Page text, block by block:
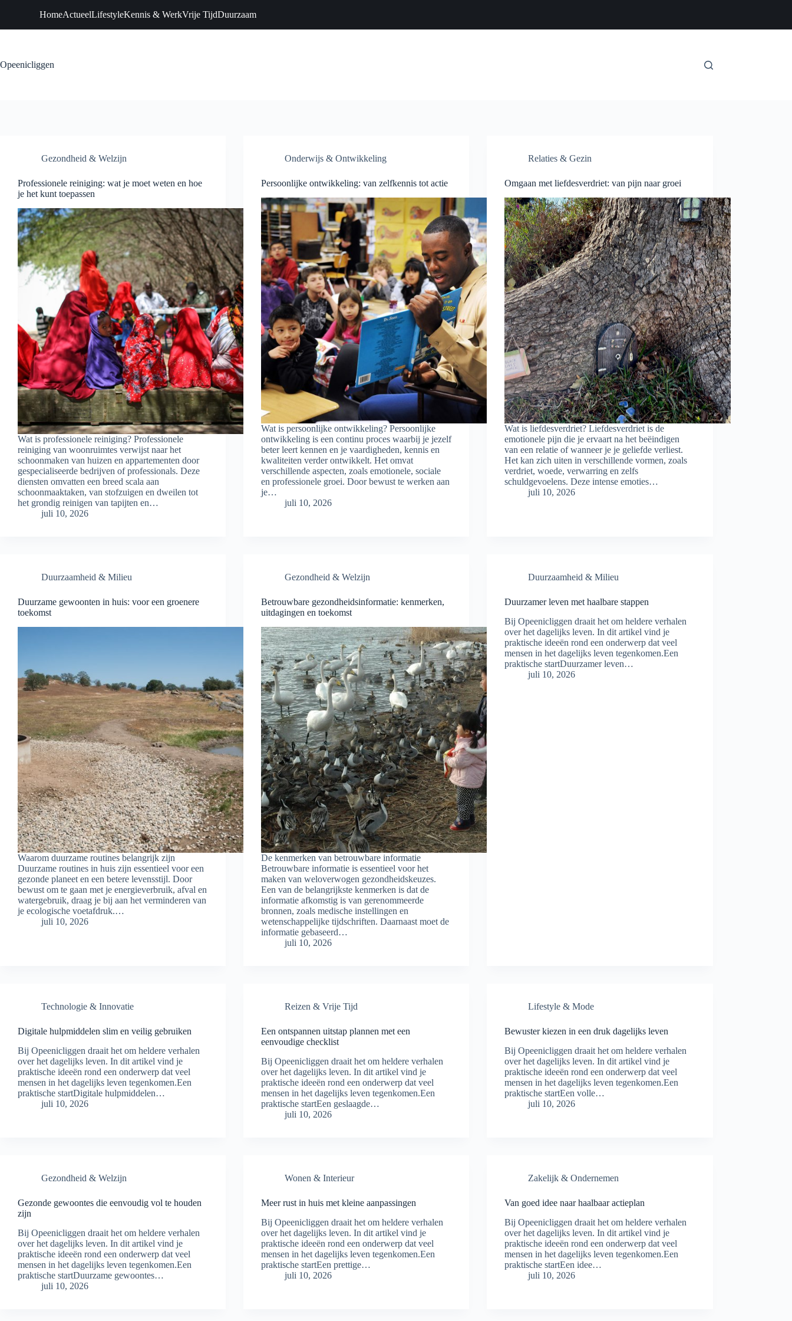
HomeActueelLifestyleKennis & WerkVrije TijdDuurzaam
inhoud
Opeenicliggen
Gezondheid & Welzijn
Professionele reiniging: wat je moet weten en hoe
je het kunt toepassen
Wat is professionele reiniging? Professionele
reiniging van woonruimtes verwijst naar het
schoonmaken van huizen en appartementen door
gespecialiseerde bedrijven of professionals. Deze
diensten omvatten een breed scala aan
schoonmaaktaken, van stofzuigen en dweilen tot
het grondig reinigen van tapijten en…
juli 10, 2026
Onderwijs & Ontwikkeling
Persoonlijke ontwikkeling: van zelfkennis tot actie
Wat is persoonlijke ontwikkeling? Persoonlijke
ontwikkeling is een continu proces waarbij je jezelf
beter leert kennen en je vaardigheden, kennis en
kwaliteiten verder ontwikkelt. Het omvat
verschillende aspecten, zoals emotionele, sociale
en professionele groei. Door bewust te werken aan
je…
juli 10, 2026
Relaties & Gezin
Omgaan met liefdesverdriet: van pijn naar groei
Wat is liefdesverdriet? Liefdesverdriet is de
emotionele pijn die je ervaart na het beëindigen
van een relatie of wanneer je je geliefde verliest.
Het kan zich uiten in verschillende vormen, zoals
verdriet, woede, verwarring en zelfs
schuldgevoelens. Deze intense emoties…
juli 10, 2026
Duurzaamheid & Milieu
Duurzame gewoonten in huis: voor een groenere
toekomst
Waarom duurzame routines belangrijk zijn
Duurzame routines in huis zijn essentieel voor een
gezonde planeet en een betere levensstijl. Door
bewust om te gaan met je energieverbruik, afval en
watergebruik, draag je bij aan het verminderen van
je ecologische voetafdruk.…
juli 10, 2026
Gezondheid & Welzijn
Betrouwbare gezondheidsinformatie: kenmerken,
uitdagingen en toekomst
De kenmerken van betrouwbare informatie
Betrouwbare informatie is essentieel voor het
maken van weloverwogen gezondheidskeuzes.
Een van de belangrijkste kenmerken is dat de
informatie afkomstig is van gerenommeerde
bronnen, zoals medische instellingen en
wetenschappelijke tijdschriften. Daarnaast moet de
informatie gebaseerd…
juli 10, 2026
Duurzaamheid & Milieu
Duurzamer leven met haalbare stappen
Bij Opeenicliggen draait het om heldere verhalen
over het dagelijks leven. In dit artikel vind je
praktische ideeën rond een onderwerp dat veel
mensen in het dagelijks leven tegenkomen.Een
praktische startDuurzamer leven…
juli 10, 2026
Technologie & Innovatie
Digitale hulpmiddelen slim en veilig gebruiken
Bij Opeenicliggen draait het om heldere verhalen
over het dagelijks leven. In dit artikel vind je
praktische ideeën rond een onderwerp dat veel
mensen in het dagelijks leven tegenkomen.Een
praktische startDigitale hulpmiddelen…
juli 10, 2026
Reizen & Vrije Tijd
Een ontspannen uitstap plannen met een
eenvoudige checklist
Bij Opeenicliggen draait het om heldere verhalen
over het dagelijks leven. In dit artikel vind je
praktische ideeën rond een onderwerp dat veel
mensen in het dagelijks leven tegenkomen.Een
praktische startEen geslaagde…
juli 10, 2026
Lifestyle & Mode
Bewuster kiezen in een druk dagelijks leven
Bij Opeenicliggen draait het om heldere verhalen
over het dagelijks leven. In dit artikel vind je
praktische ideeën rond een onderwerp dat veel
mensen in het dagelijks leven tegenkomen.Een
praktische startEen volle…
juli 10, 2026
Gezondheid & Welzijn
Gezonde gewoontes die eenvoudig vol te houden
zijn
Bij Opeenicliggen draait het om heldere verhalen
over het dagelijks leven. In dit artikel vind je
praktische ideeën rond een onderwerp dat veel
mensen in het dagelijks leven tegenkomen.Een
praktische startDuurzame gewoontes…
juli 10, 2026
Wonen & Interieur
Meer rust in huis met kleine aanpassingen
Bij Opeenicliggen draait het om heldere verhalen
over het dagelijks leven. In dit artikel vind je
praktische ideeën rond een onderwerp dat veel
mensen in het dagelijks leven tegenkomen.Een
praktische startEen prettige…
juli 10, 2026
Zakelijk & Ondernemen
Van goed idee naar haalbaar actieplan
Bij Opeenicliggen draait het om heldere verhalen
over het dagelijks leven. In dit artikel vind je
praktische ideeën rond een onderwerp dat veel
mensen in het dagelijks leven tegenkomen.Een
praktische startEen idee…
juli 10, 2026